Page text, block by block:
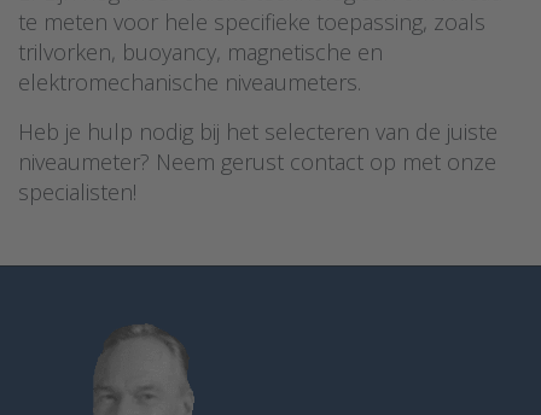
te meten voor hele specifieke toepassing, zoals
trilvorken, buoyancy, magnetische en
elektromechanische niveaumeters.
Heb je hulp nodig bij het selecteren van de juiste
niveaumeter? Neem gerust contact op met onze
specialisten!